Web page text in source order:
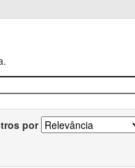
por